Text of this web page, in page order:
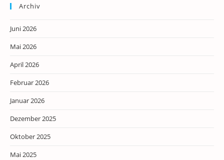
Archiv
Juni 2026
Mai 2026
April 2026
Februar 2026
Januar 2026
Dezember 2025
Oktober 2025
Mai 2025